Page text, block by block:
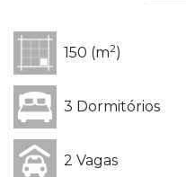
150 (m2)
3 Dormitórios
2 Vagas